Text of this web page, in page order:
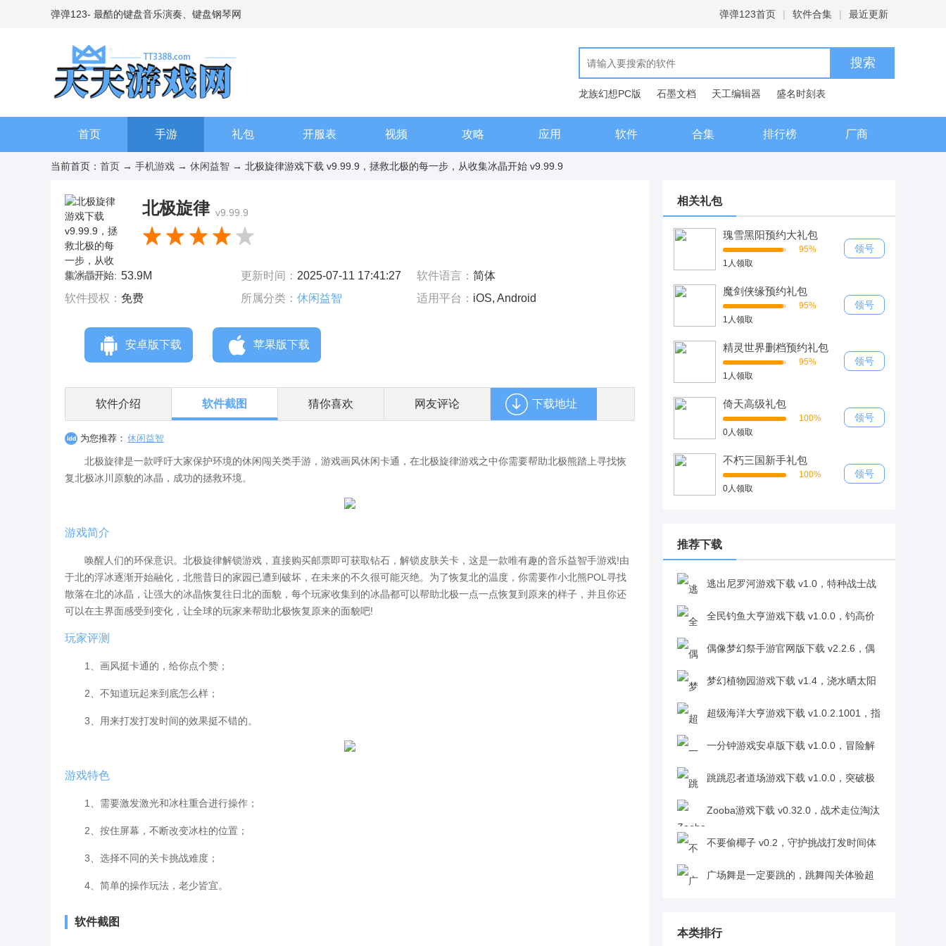
弹弹123- 最酷的键盘音乐演奏、键盘钢琴网 弹弹123首页 | 软件合集 | 最近更新
龙族幻想PC版 石墨文档 天工编辑器
盛名时刻表
现代汉语词典
首页 手游 礼包 开服表 视频 攻略 应用 软件 合集 排行榜 厂商
当前首页： 首页 → 手机游戏 → 休闲益智 → 北极旋律游戏下载 v9.99.9，拯救北极的每一步，从收集冰晶开始 v9.99.9
北极旋律 v9.99.9
软件大小： 53.9M 更新时间： 2025-07-11 17:41:27 软件语言： 简体
软件授权： 免费 所属分类： 休闲益智 适用平台： iOS, Android
安卓版下载 苹果版下载
软件介绍 软件截图 猜你喜欢 网友评论 下载地址
为您推荐： 休闲益智
北极旋律是一款呼吁大家保护环境的休闲闯关类手游，游戏画风休闲卡通，在北极旋律游戏之中你需要帮助北极熊踏上寻找恢
复北极冰川原貌的冰晶，成功的拯救环境。
游戏简介
唤醒人们的环保意识。北极旋律解锁游戏，直接购买邮票即可获取钻石，解锁皮肤关卡，这是一款唯有趣的音乐益智手游戏!由
于北的浮冰逐渐开始融化，北熊昔日的家园已遭到破坏，在未来的不久很可能灭绝。为了恢复北的温度，你需要作小北熊POL寻找
散落在北的冰晶，让强大的冰晶恢复往日北的面貌，每个玩家收集到的冰晶都可以帮助北极一点一点恢复到原来的样子，并且你还
可以在主界面感受到变化，让全球的玩家来帮助北极恢复原来的面貌吧!
玩家评测
1、画风挺卡通的，给你点个赞；
2、不知道玩起来到底怎么样；
3、用来打发打发时间的效果挺不错的。
游戏特色
1、需要激发激光和冰柱重合进行操作；
2、按住屏幕，不断改变冰柱的位置；
3、选择不同的关卡挑战难度；
4、简单的操作玩法，老少皆宜。
软件截图
相关礼包
瑰雪黑阳预约大礼包
95%
1人领取
领号
魔剑侠缘预约礼包
95%
1人领取
领号
精灵世界删档预约礼包
95%
1人领取
领号
倚天高级礼包
100%
0人领取
领号
不朽三国新手礼包
100%
0人领取
领号
推荐下载
逃出尼罗河游戏下载 v1.0，特种战士战
术搭配闯关爽感十足v1.0
全民钓鱼大亨游戏下载 v1.0.0，钓高价
值鱼成长成就感拉满v1.0.0
偶像梦幻祭手游官网版下载 v2.2.6，偶
像独特声线听觉享受超治愈v2.2.6
梦幻植物园游戏下载 v1.4，浇水晒太阳
见证生长成就感拉满v1.4
超级海洋大亨游戏下载 v1.0.2.1001，指
尖操作钓获乐趣十足v1.0.2.1001
一分钟游戏安卓版下载 v1.0.0，冒险解
谜融合玩法体验多元乐趣v1.0.0
跳跳忍者道场游戏下载 v1.0.0，突破极
限闯关成就感十足v1.0.0
Zooba游戏下载 v0.32.0，战术走位淘汰
对手竞技感拉满v0.32.0
不要偷椰子 v0.2，守护挑战打发时间体
验超轻松v0.2广场舞是一定要跳的，跳舞闯关体验超
本类排行